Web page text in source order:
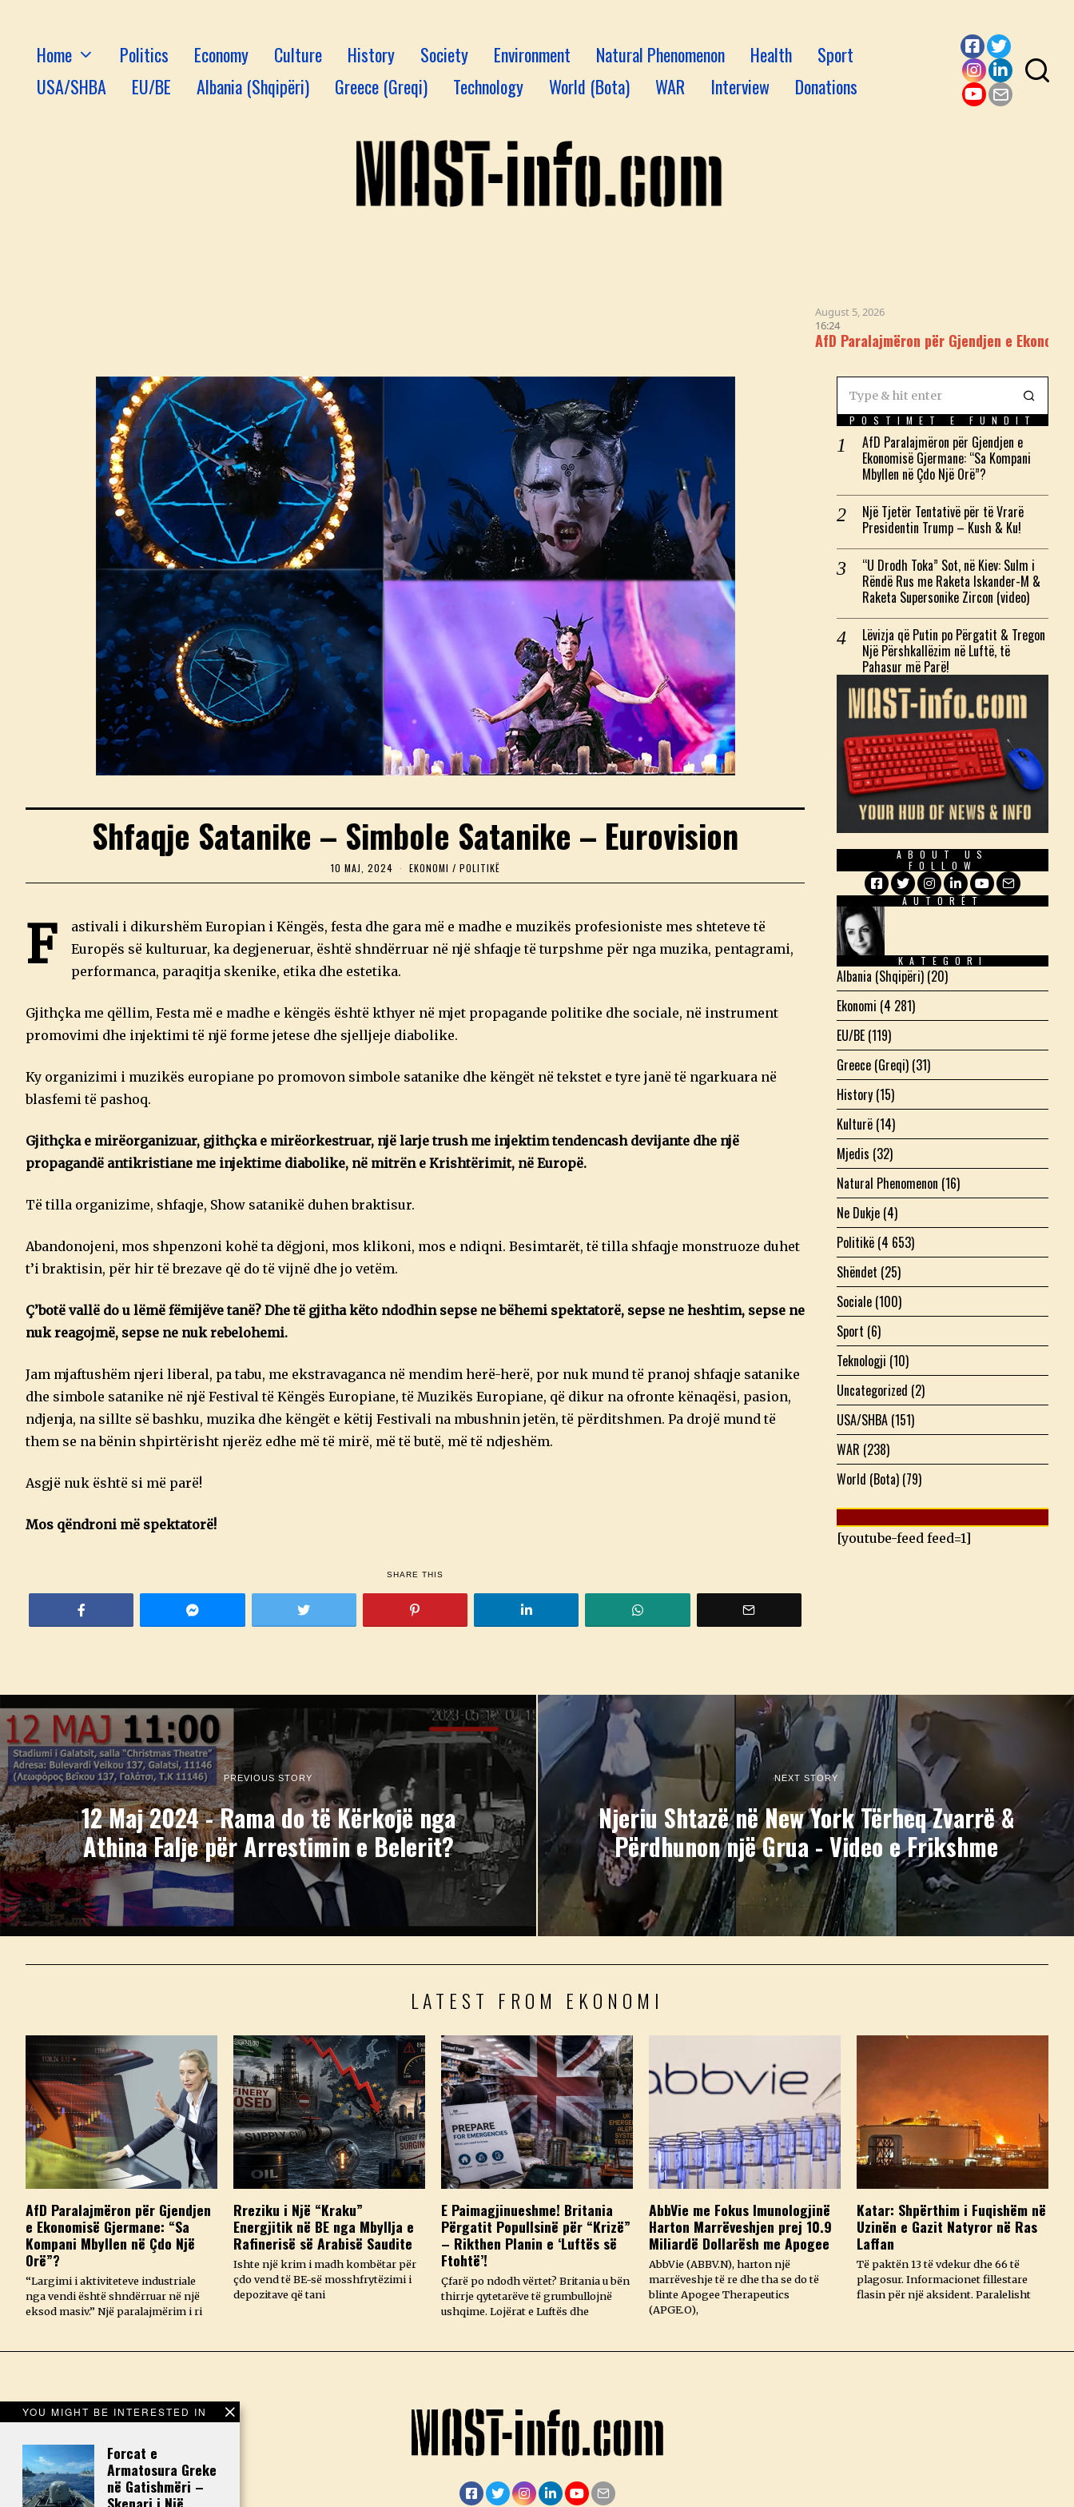
Home Politics Economy Culture History Society Environment Natural Phenomenon Health
Sport
USA/SHBA
EU/BE Albania (Shqipëri) Greece (Greqi) Technology World (Bota) WAR Interview Donations
Facebook
Twitter
Instagram
LinkedIn
August 5, 2026
AfD Paralajmëron për Gjendjen e Ekonomisë
Shfaqje Satanike – Simbole Satanike – Eurovision
10 MAJ, 2024
0
,
2
0
2
EKONOMI / POLITIKË
F
astivali i dikurshëm Europian i Këngës, festa dhe gara më e madhe e muzikës profesioniste mes shteteve të
Europës së kulturuar, ka degjeneruar, është shndërruar në një shfaqje të turpshme për nga muzika, pentagrami,
performanca, paraqitja skenike, etika dhe estetika.
Gjithçka me qëllim, Festa më e madhe e këngës është kthyer në mjet propagande politike dhe sociale, në instrument
promovimi dhe injektimi të një forme jetese dhe sjelljeje diabolike.
Ky organizimi i muzikës europiane po promovon simbole satanike dhe këngët në tekstet e tyre janë të ngarkuara në
blasfemi të pashoq.
Gjithçka e mirëorganizuar, gjithçka e mirëorkestruar, një larje trush me injektim tendencash devijante dhe një
propagandë antikristiane me injektime diabolike, në mitrën e Krishtërimit, në Europë.
Të tilla organizime, shfaqje, Show satanikë duhen braktisur.
Abandonojeni, mos shpenzoni kohë ta dëgjoni, mos klikoni, mos e ndiqni. Besimtarët, të tilla shfaqje monstruoze duhet
t’i braktisin, për hir të brezave që do të vijnë dhe jo vetëm.
Ç’botë vallë do u lëmë fëmijëve tanë? Dhe të gjitha këto ndodhin sepse ne bëhemi spektatorë, sepse ne heshtim, sepse ne
nuk reagojmë, sepse ne nuk rebelohemi.
Jam mjaftushëm njeri liberal, pa tabu, me ekstravaganca në mendim herë-herë, por nuk mund të pranoj shfaqje satanike
dhe simbole satanike në një Festival të Këngës Europiane, të Muzikës Europiane, që dikur na ofronte kënaqësi, pasion,
ndjenja, na sillte së bashku, muzika dhe këngët e këtij Festivali na mbushnin jetën, të përditshmen. Pa drojë mund të
them se na bënin shpirtërisht njerëz edhe më të mirë, më të butë, më të ndjeshëm.
Asgjë nuk është si më parë!
Mos qëndroni më spektatorë!
SHARE THIS
POSTIMET E FUNDIT
AfD Paralajmëron për Gjendjen e
Ekonomisë Gjermane: “Sa Kompani
Mbyllen në Çdo Një Orë”?
Një Tjetër Tentativë për të Vrarë
Presidentin Trump – Kush & Ku!
“U Drodh Toka” Sot, në Kiev: Sulm i
Rëndë Rus me Raketa Iskander-M &
Raketa Supersonike Zircon (video)
Lëvizja që Putin po Përgatit & Tregon
Një Përshkallëzim në Luftë, të
Pahasur më Parë!
ABOUT US
FOLLOW
Facebook
TwitterInstagram
LinkedIn
YouTube
Email
AUTORËT
KATEGORI
Albania (Shqipëri) (20)
Ekonomi (4 281)
EU/BE (119)
Greece (Greqi) (31)
History (15)
Kulturë (14)
Mjedis (32)
Natural Phenomenon (16)
Ne Dukje (4)
Politikë (4 653)
Shëndet (25)
Sociale (100)
Sport (6)
Teknologji (10)
Uncategorized (2)
USA/SHBA (151)
WAR (238)
World (Bota) (79)
[youtube-feed feed=1]
PREVIOUS STORY
12 Maj 2024 - Rama do të Kërkojë nga
Athina Falje për Arrestimin e Belerit?
NEXT STORY
Njeriu Shtazë në New York Tërheq Zvarrë &
Përdhunon një Grua - Video e Frikshme
LATEST FROM EKONOMI
AfD Paralajmëron për Gjendjen
e Ekonomisë Gjermane: “Sa
Kompani Mbyllen në Çdo Një
Orë”?
“Largimi i aktiviteteve industriale
nga vendi është shndërruar në një
eksod masiv.” Një paralajmërim i ri
Rreziku i Një “Kraku”
Energjitik në BE nga Mbyllja e
Rafinerisë së Arabisë Saudite
Ishte një krim i madh kombëtar për
çdo vend të BE-së mosshfrytëzimi i
depozitave që tani
E Paimagjinueshme! Britania
Përgatit Popullsinë për “Krizë”
– Rikthen Planin e ‘Luftës së
Ftohtë’!
Çfarë po ndodh vërtet? Britania u bën
thirrje qytetarëve të grumbullojnë
ushqime. Lojërat e Luftës dhe
AbbVie me Fokus Imunologjinë
Harton Marrëveshjen prej 10.9
Miliardë Dollarësh me Apogee
AbbVie (ABBV.N), harton një
marrëveshje të re dhe tha se do të
blinte Apogee Therapeutics
(APGE.O),
Katar: Shpërthim i Fuqishëm në
Uzinën e Gazit Natyror në Ras
Laffan
Të paktën 13 të vdekur dhe 66 të
plagosur. Informacionet fillestare
flasin për një aksident. Paralelisht
YOU MIGHT BE INTERESTED IN
Forcat e
Armatosura Greke
në Gatishmëri –